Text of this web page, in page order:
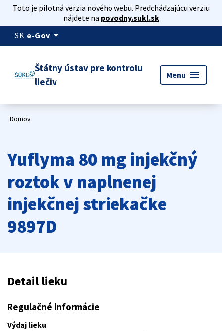
Toto je pilotná verzia nového webu. Predchádzajúcu verziu
nájdete na povodny.sukl.sk
SK e-Gov arrow_drop_down
Štátny ústav pre kontrolu
liečiv
Menu menu
Domov
Yuflyma 80 mg injekčný
roztok v naplnenej
injekčnej striekačke
9897D
Detail lieku
Regulačné informácie
Výdaj lieku